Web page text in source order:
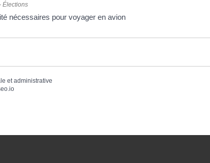
Élections
nécessaires pour voyager en avion
et administrative